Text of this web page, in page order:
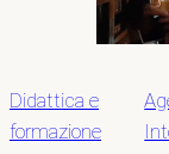
Didattica e
formazione